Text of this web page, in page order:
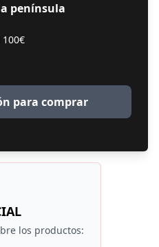
península
para comprar
los productos: